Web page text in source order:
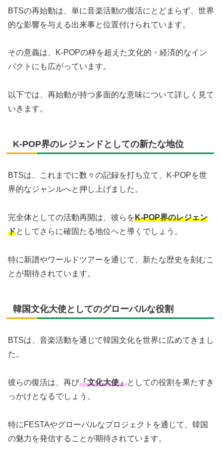
BTSの再始動は、単に音楽活動の復活にとどまらず、世界
的な影響を与える出来事と位置付けられています。
その意義は、K-POPの枠を超えた文化的・経済的なイン
パクトにも広がっています。
以下では、再始動が持つ多面的な意味について詳しく見て
いきます。
K-POP界のレジェンドとしての新たな地位
BTSは、これまでに数々の記録を打ち立て、K-POPを世
界的なジャンルへと押し上げました。
完全体としての活動再開は、彼らをK-POP界のレジェン
ドとしてさらに確固たる地位へと導くでしょう。
特に新譜やワールドツアーを通じて、新たな歴史を刻むこ
とが期待されています。
韓国文化大使としてのグローバルな役割
BTSは、音楽活動を通じて韓国文化を世界に広めてきまし
た。
彼らの復活は、再び「文化大使」としての役割を果たすき
っかけとなるでしょう。
特にFESTAやグローバルなプロジェクトを通じて、韓国
の魅力を発信することが期待されています。